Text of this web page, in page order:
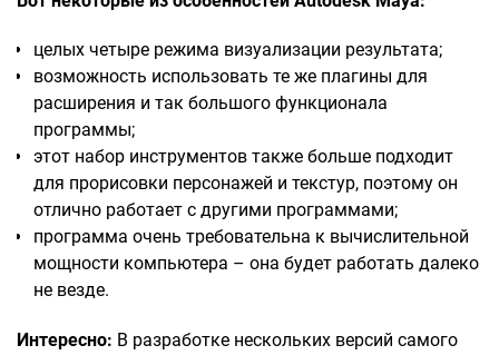
целых четыре режима визуализации результата;
возможность использовать те же плагины для
расширения и так большого функционала
программы;
этот набор инструментов также больше подходит
для прорисовки персонажей и текстур, поэтому он
отлично работает с другими программами;
программа очень требовательна к вычислительной
мощности компьютера – она будет работать далеко
не везде.
Интересно: В разработке нескольких версий самого